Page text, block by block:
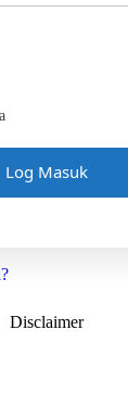
Disclaimer